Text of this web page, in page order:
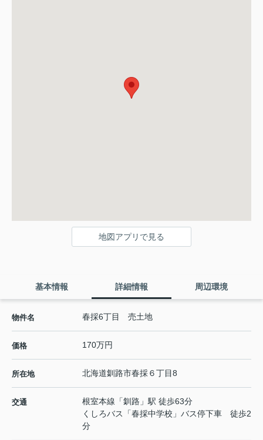
地図アプリで見る
基本情報 詳細情報 周辺環境
物件名 春採6丁目 売土地
価格 170万円
所在地 北海道釧路市春採６丁目8
交通 根室本線 「釧路 」駅 徒歩63分
くしろバス「春採中学校」バス停下車 徒歩2
分